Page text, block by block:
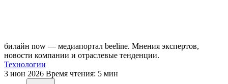
билайн now — медиапортал beeline. Мнения экспертов,
новости компании и отраслевые тенденции.
Технологии
3 июн 2026 Время чтения: 5 мин